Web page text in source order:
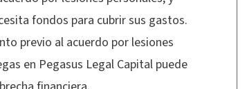
fondos para cubrir sus gastos.
previo al acuerdo por lesiones
en Pegasus Legal Capital puede